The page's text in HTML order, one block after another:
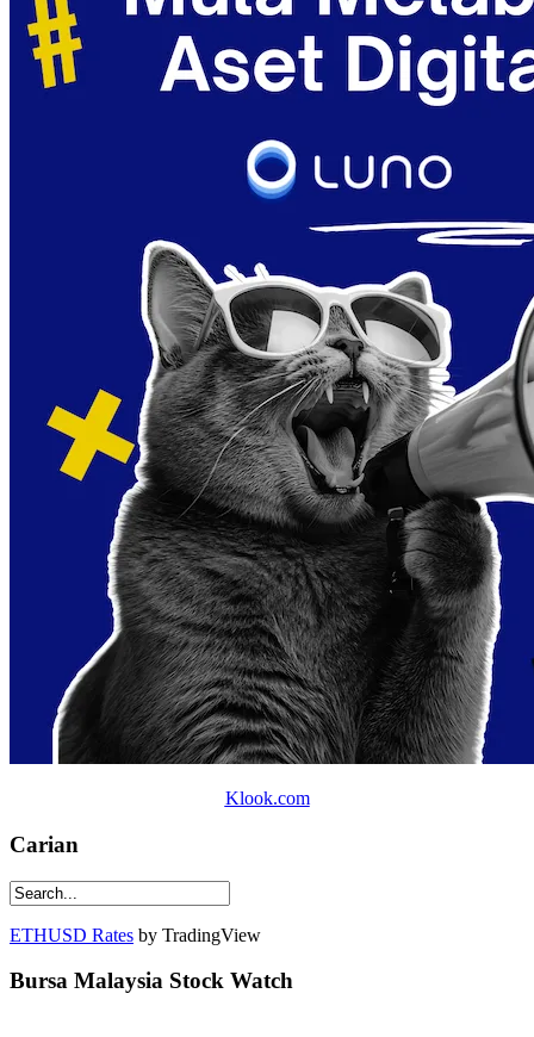
Klook.com
Carian
ETHUSD Rates by TradingView
Bursa Malaysia Stock Watch